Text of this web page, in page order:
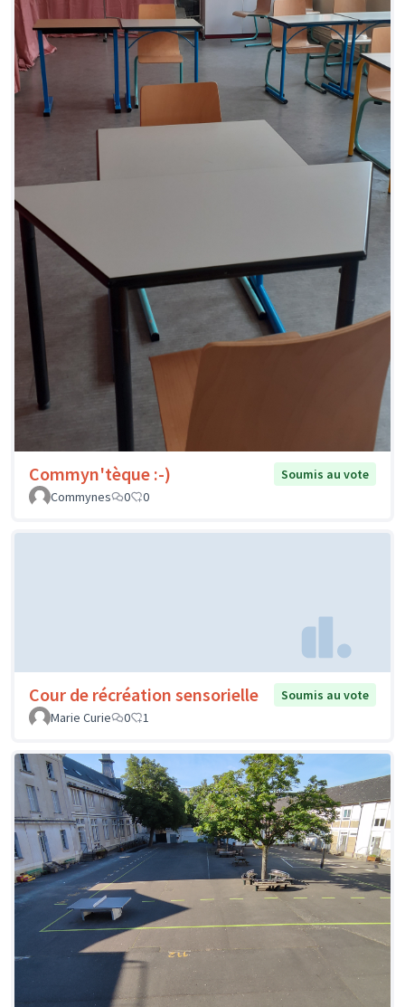
Commyn'tèque :-)
Soumis au vote
Commynes
0 0
Cour de récréation sensorielle
Soumis au vote
Marie Curie
0 1